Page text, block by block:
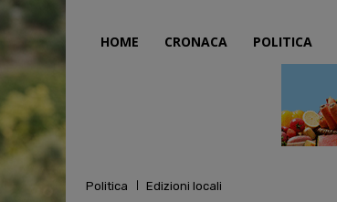
HOME CRONACA POLITICA
Politica Edizioni locali